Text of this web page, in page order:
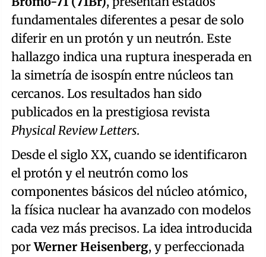
fundamentales diferentes a pesar de solo
diferir en un protón y un neutrón. Este
hallazgo indica una ruptura inesperada en
la simetría de isospín entre núcleos tan
cercanos. Los resultados han sido
publicados en la prestigiosa revista
Physical Review Letters.
Desde el siglo XX, cuando se identificaron
el protón y el neutrón como los
componentes básicos del núcleo atómico,
la física nuclear ha avanzado con modelos
cada vez más precisos. La idea introducida
porWerner Heisenberg, y perfeccionada